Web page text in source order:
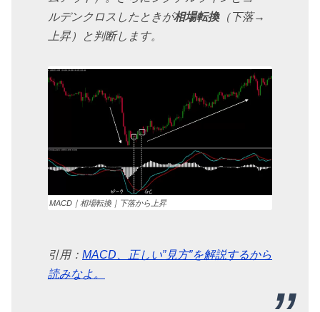
ルデンクロスしたときが相場転換（下落→
上昇）と判断します。
MACD｜相場転換｜下落から上昇
引用： MACD、正しい”見方”を解説するから
読みなよ。